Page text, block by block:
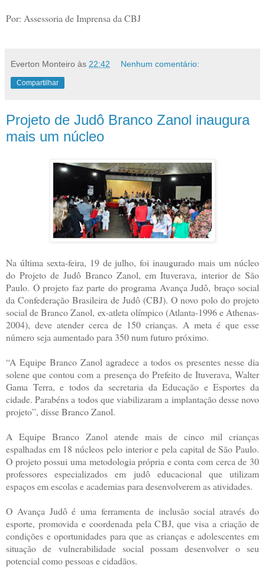
Por: Assessoria de Imprensa da CBJ
Everton Monteiro às 22:42 Nenhum comentário:
Compartilhar
Projeto de Judô Branco Zanol inaugura
mais um núcleo
Na última sexta-feira, 19 de julho, foi inaugurado mais um núcleo
do Projeto de Judô Branco Zanol, em Ituverava, interior de São
Paulo. O projeto faz parte do programa Avança Judô, braço social
da Confederação Brasileira de Judô (CBJ). O novo polo do projeto
social de Branco Zanol, ex-atleta olímpico (Atlanta-1996 e Athenas-
2004), deve atender cerca de 150 crianças. A meta é que esse
número seja aumentado para 350 num futuro próximo.
“A Equipe Branco Zanol agradece a todos os presentes nesse dia
solene que contou com a presença do Prefeito de Ituverava, Walter
Gama Terra, e todos da secretaria da Educação e Esportes da
cidade. Parabéns a todos que viabilizaram a implantação desse novo
projeto”, disse Branco Zanol.
A Equipe Branco Zanol atende mais de cinco mil crianças
espalhadas em 18 núcleos pelo interior e pela capital de São Paulo.
O projeto possui uma metodologia própria e conta com cerca de 30
professores especializados em judô educacional que utilizam
espaços em escolas e academias para desenvolverem as atividades.
O Avança Judô é uma ferramenta de inclusão social através do
esporte, promovida e coordenada pela CBJ, que visa a criação de
condições e oportunidades para que as crianças e adolescentes em
situação de vulnerabilidade social possam desenvolver o seu
potencial como pessoas e cidadãos.